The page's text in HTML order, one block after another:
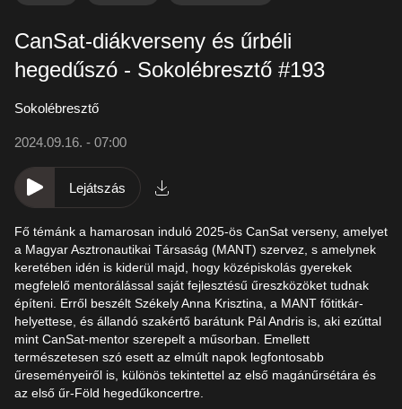
CanSat-diákverseny és űrbéli
hegedűszó - Sokolébresztő #193
Sokolébresztő
2024.09.16. - 07:00
Lejátszás
Fő témánk a hamarosan induló 2025-ös CanSat verseny, amelyet
a Magyar Asztronautikai Társaság (MANT) szervez, s amelynek
keretében idén is kiderül majd, hogy középiskolás gyerekek
megfelelő mentorálással saját fejlesztésű űreszközöket tudnak
építeni. Erről beszélt Székely Anna Krisztina, a MANT főtitkár-
helyettese, és állandó szakértő barátunk Pál Andris is, aki ezúttal
mint CanSat-mentor szerepelt a műsorban. Emellett
természetesen szó esett az elmúlt napok legfontosabb
űreseményeiről is, különös tekintettel az első magánűrsétára és
az első űr-Föld hegedűkoncertre.